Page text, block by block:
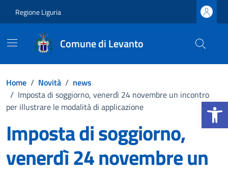
Apri la
Regione Liguria
Comune di Levanto
Home / Novità / news
/ Imposta di soggiorno, venerdì 24 novembre un incontro
per illustrare le modalità di applicazione
Imposta di soggiorno,
venerdì 24 novembre un